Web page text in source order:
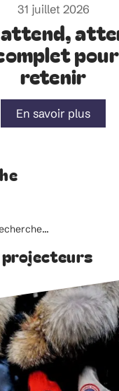
31 juillet 2026
retenir
En savoir plus
projecteurs